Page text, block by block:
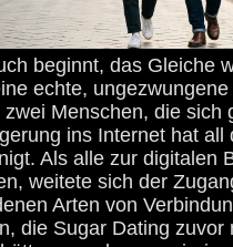
beginnt, das Gleiche
echte, ungezwungene
zwei Menschen, die sich
ins Internet hat all
Als alle zur digitalen
weitete sich der
Arten von
die Sugar Dating zuvor